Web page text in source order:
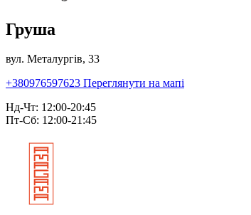
Груша
вул. Металургів, 33
+380976597623 Переглянути на мапі
Нд-Чт: 12:00-20:45
Пт-Сб: 12:00-21:45